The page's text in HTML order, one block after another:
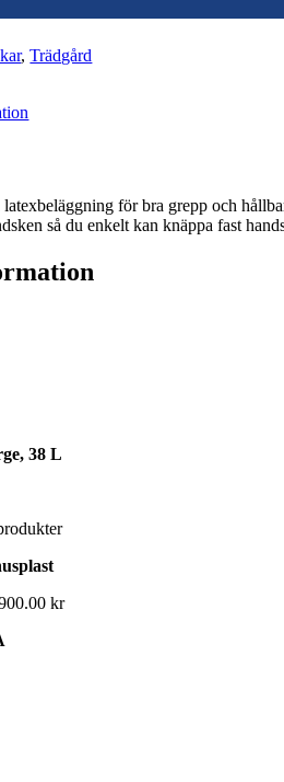
,Trädgård
för bra grepp och
så du enkelt kan knäppa fast
38 L
krPrisintervall: